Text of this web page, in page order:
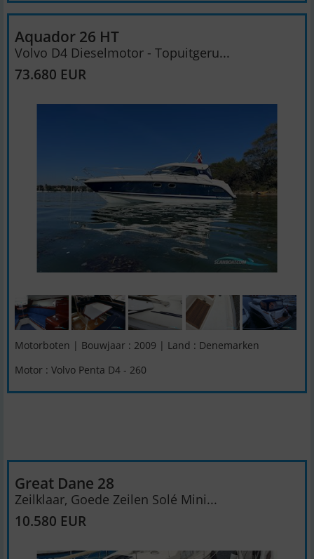
Aquador 26 HT
Volvo D4 Dieselmotor - Topuitgeru...
73.680 EUR
Motorboten | Bouwjaar : 2009 | Land : Denemarken
Motor : Volvo Penta D4 - 260
Great Dane 28
Zeilklaar, Goede Zeilen Solé Mini...
10.580 EUR